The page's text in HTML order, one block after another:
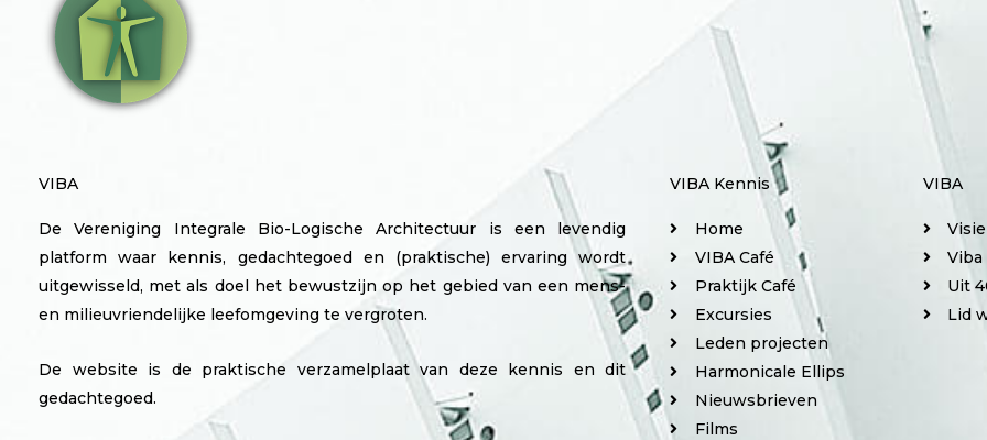
VIBA
De Vereniging Integrale Bio-Logische Architectuur is een levendig
platform waar kennis, gedachtegoed en (praktische) ervaring wordt
uitgewisseld, met als doel het bewustzijn op het gebied van een mens-
en milieuvriendelijke leefomgeving te vergroten.
De website is de praktische verzamelplaat van deze kennis en dit
gedachtegoed.
VIBA Kennis
Home
VIBA Café
Praktijk Café
Excursies
Leden projecten
Harmonicale Ellips
Nieuwsbrieven
Films
VIBA
Viba
Uit
Lid